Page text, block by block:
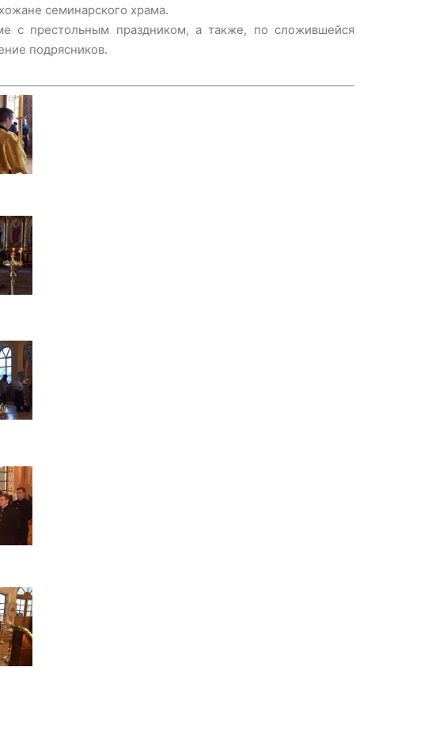
семинарского храма.
с престольным праздником, а также, по сложившейся
подрясников.